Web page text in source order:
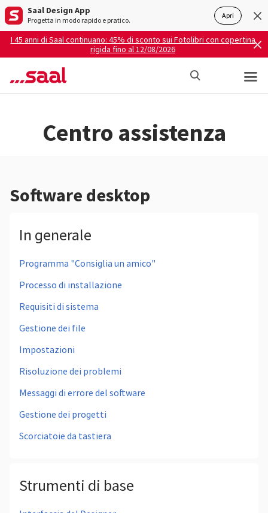
Saal Design App
Progetta in modo rapido e pratico. Apri
I 45 anni di Saal continuano: 45% di sconto sui Fotolibri con copertina
rigida fino al 12/08/2026
Centro assistenza
Software desktop
In generale
Programma "Consiglia un amico"
Processo di installazione
Requisiti di sistema
Gestione dei file
Impostazioni
Risoluzione dei problemi
Messaggi di errore del software
Gestione dei progetti
Scorciatoie da tastiera
Strumenti di base